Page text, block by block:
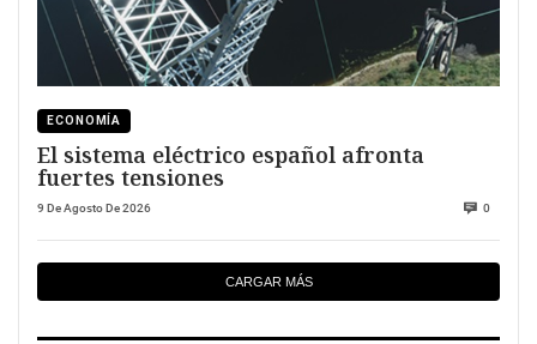
ECONOMÍA
El sistema eléctrico español afronta
fuertes tensiones
9 De Agosto De 2026 0
CARGAR MÁS